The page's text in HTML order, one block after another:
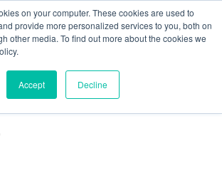
on your computer. These cookies are used to
provide more personalized services to you, both on
other media. To find out more about the cookies we
Accept Decline